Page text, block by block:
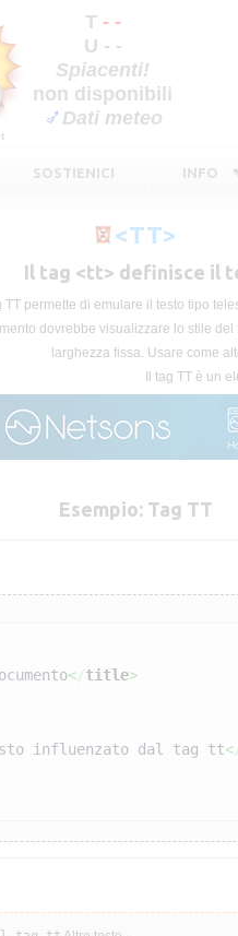
T - -
U - -
Spiacenti!
non disponibili
Dati meteo
SOSTIENICI INFO
<TT>
Il tag <tt> definisce il
TT permette di emulare il testo tipo
dovrebbe visualizzare lo stile
larghezza fissa. Usare come
Il tag TT è un
Esempio: Tag TT
</title>
influenzato dal tag tt<